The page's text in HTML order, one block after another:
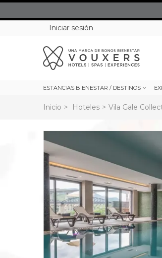
Iniciar sesión
ESTANCIAS BIENESTAR / DESTINOS
Inicio > Hoteles > Vila Gale